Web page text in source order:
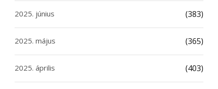
2025. június (383)
2025. május (365)
2025. április (403)